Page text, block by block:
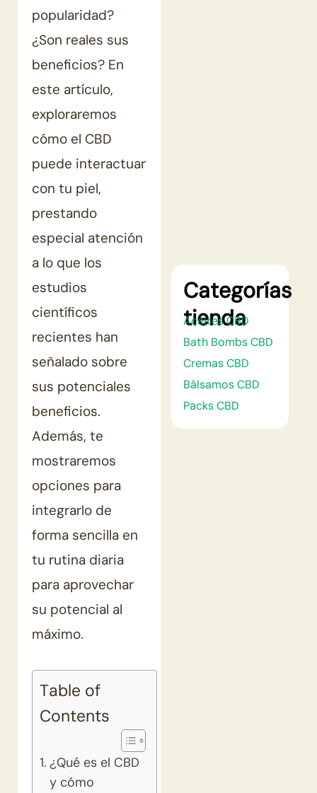
popularidad?
¿Son reales sus
beneficios? En
este artículo,
exploraremos
cómo el CBD
puede interactuar
con tu piel,
prestando
especial atención
a lo que los
estudios
científicos
recientes han
señalado sobre
sus potenciales
beneficios.
Además, te
mostraremos
opciones para
integrarlo de
forma sencilla en
tu rutina diaria
para aprovechar
su potencial al
máximo.
Table of
Contents
¿Qué es el CBD
y cómo
Categorías
tienda
Aceites CBD
Bath Bombs CBD
Cremas CBD
Bálsamos CBD
Packs CBD